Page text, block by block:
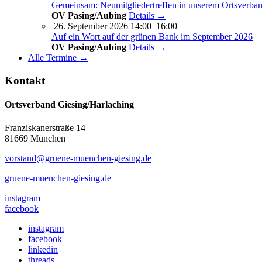
Gemeinsam: Neumitgliedertreffen in unserem
OV Pasing/Aubing Details →
26. September 2026 14:00–16:00
Auf ein Wort auf der grünen Bank im September 2026
OV Pasing/Aubing Details →
Alle Termine →
Kontakt
Ortsverband Giesing/Harlaching
Franziskanerstraße 14
81669 München
vorstand@gruene-muenchen-giesing.de
gruene-muenchen-giesing.de
instagram
facebook
instagram
facebook
linkedin
threads